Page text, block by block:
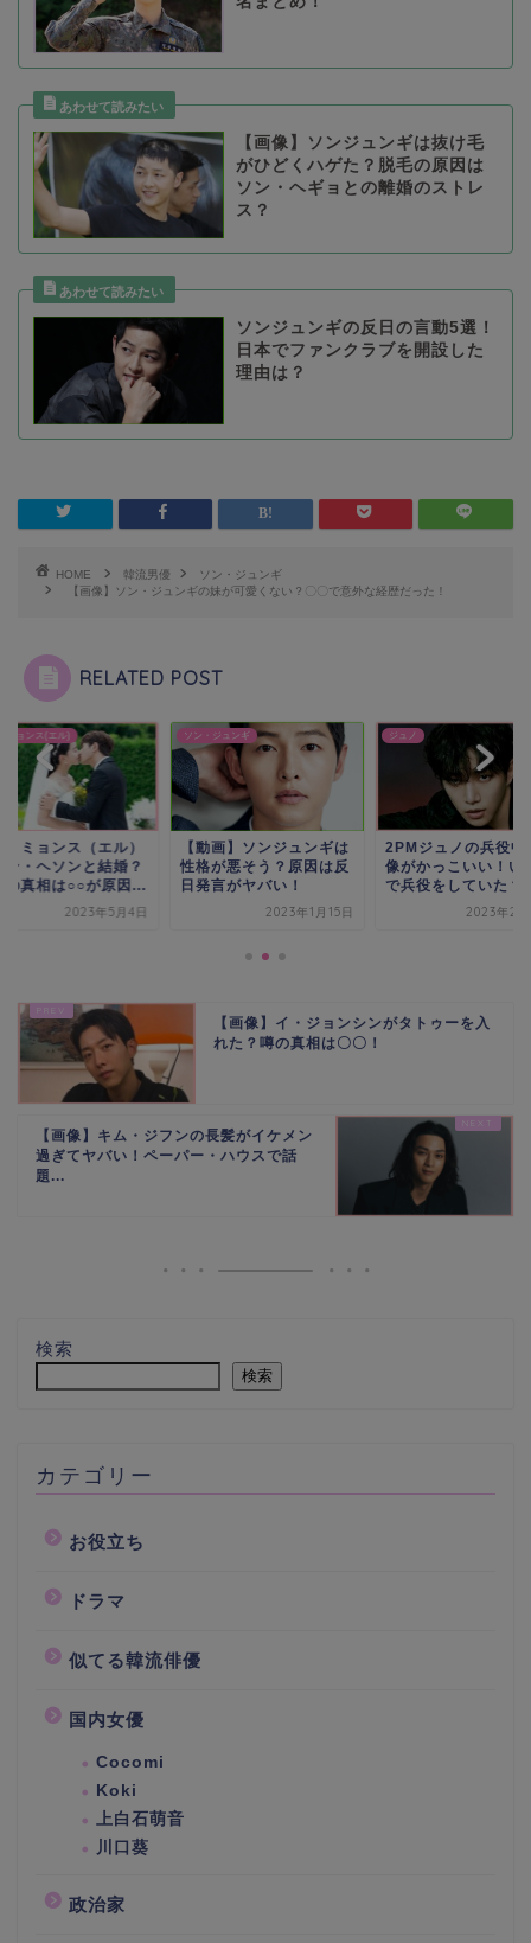
【画像】ソンジュンギは抜け毛
がひどくハゲた？脱毛の原因は
ソン・ヘギョとの離婚のストレ
ス？
ソンジュンギの反日の言動5選！
日本でファンクラブを開設した
理由は？
HOME 韓流男優
ソン・ジュンギ
【画像】ソン・ジュンギの妹が可愛くない？〇〇で意外な経歴だった！
RELATED POST
ミョンス(エル)
・ミョンス（エル）
ン・ヘソンと結婚？
の真相は○○が原因...
2023年5月4日
ソン・ジュンギ
【動画】ソンジュンギは
性格が悪そう？原因は反
日発言がヤバい！
2023年1月15日
ジュノ
2PMジュノの兵役中
像がかっこいい！い
で兵役をしていた？
2023年2
【画像】イ・ジョンシンがタトゥーを入
れた？噂の真相は〇〇！
【画像】キム・ジフンの長髪がイケメン
過ぎてヤバい！ペーパー・ハウスで話
題...
検索
検索
カテゴリー
お役立ち
ドラマ
似てる韓流俳優
国内女優
Cocomi
Koki
上白石萌音
川口葵
政治家